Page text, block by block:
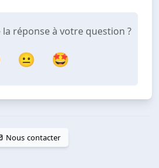
réponse à votre question ?
😐 🤩
Nous contacter